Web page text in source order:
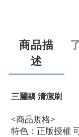
商品描
述
三麗鷗 清潔刷
<商品規格>
特色：正版授權